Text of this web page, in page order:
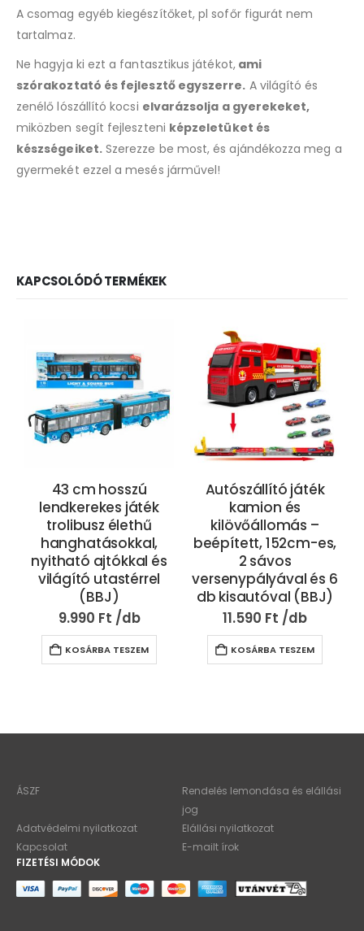
A csomag egyéb kiegészítőket, pl sofőr figurát nem
tartalmaz.
Ne hagyja ki ezt a fantasztikus játékot,ami
szórakoztató és fejlesztő egyszerre. A világító és
zenélő lószállító kocsi elvarázsolja a gyerekeket,
miközben segít fejleszteni képzeletüket és
készségeiket.Szerezze be most, és ajándékozza meg a
gyermekét ezzel a mesés járművel!
KAPCSOLÓDÓ TERMÉKEK
43 cm hosszú
lendkerekes játék
trolibusz élethű
hanghatásokkal,
nyitható ajtókkal és
világító utastérrel
(BBJ)
9.990 Ft
KOSÁRBA TESZEM
Autószállító játék
kamion és
kilövőállomás –
beépített, 152cm-es,
2 sávos
versenypályával és 6
db kisautóval (BBJ)
11.590 Ft
KOSÁRBA TESZEM
ÁSZF
Rendelés lemondása és elállási
jog
Adatvédelmi nyilatkozat
Elállási nyilatkozat
Kapcsolat
E-mailt írok
FIZETÉSI MÓDOK